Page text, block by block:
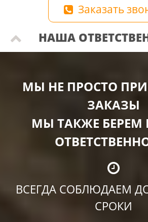
Заказать
НАША
МЫ НЕ ПРОСТО
ЗАКАЗЫ
МЫ ТАКЖЕ БЕРЕМ
ВСЕГДА СОБЛЮДАЕМ
СРОКИ